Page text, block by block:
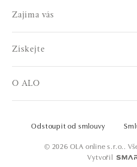
Zajíma vás
Získejte
O ALO
© 2026 OLA online s.r.o..
Vytvořil
Odstoupit od smlouvy